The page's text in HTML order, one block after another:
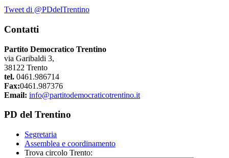
Tweet di @PDdelTrentino
Contatti
Partito Democratico Trentino
via Garibaldi 3,
38122 Trento
tel. 0461.986714
Fax:0461.987376
Email: info@partitodemocraticotrentino.it
PD del Trentino
Segretaria
Assemblea e coordinamento
Trova circolo Trento: